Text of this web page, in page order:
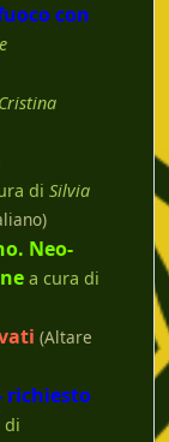
con
Cristina
di Silvia
Neo-
a cura di
(Altare
richiesto
di